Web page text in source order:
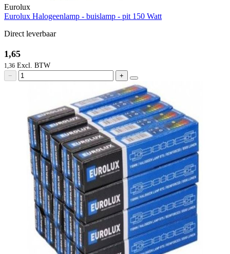
Eurolux
Eurolux Halogeenlamp - buislamp - pit 150 Watt
Direct leverbaar
1,65
1,36
− +